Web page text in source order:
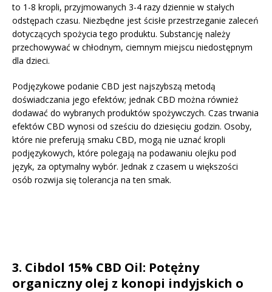
to 1-8 kropli, przyjmowanych 3-4 razy dziennie w stałych
odstępach czasu. Niezbędne jest ścisłe przestrzeganie zaleceń
dotyczących spożycia tego produktu. Substancję należy
przechowywać w chłodnym, ciemnym miejscu niedostępnym
dla dzieci.
Podjęzykowe podanie CBD jest najszybszą metodą
doświadczania jego efektów; jednak CBD można również
dodawać do wybranych produktów spożywczych. Czas trwania
efektów CBD wynosi od sześciu do dziesięciu godzin. Osoby,
które nie preferują smaku CBD, mogą nie uznać kropli
podjęzykowych, które polegają na podawaniu olejku pod
język, za optymalny wybór. Jednak z czasem u większości
osób rozwija się tolerancja na ten smak.
3. Cibdol 15% CBD Oil: Potężny
organiczny olej z konopi indyjskich o